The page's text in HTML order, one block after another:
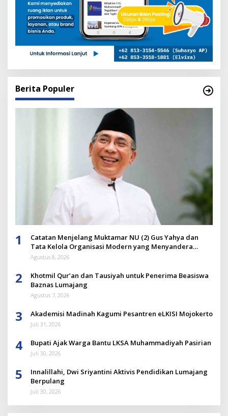
Berita Populer
1
Catatan Menjelang Muktamar NU (2) Gus Yahya dan
Tata Kelola Organisasi Modern yang Menyandera
Dirinya
Agustus 8, 2026
2
Khotmil Qur’an dan Tausiyah untuk Penerima Beasiswa
Baznas Lumajang
Agustus 7, 2026
3 Akademisi Madinah Kagumi Pesantren eLKISI Mojokerto
Juli 31, 2026
4 Bupati Ajak Warga Bantu LKSA Muhammadiyah Pasirian
Juli 30, 2026
5
Innalillahi, Dwi Sriyantini Aktivis Pendidikan Lumajang
Berpulang
Juli 30, 2026